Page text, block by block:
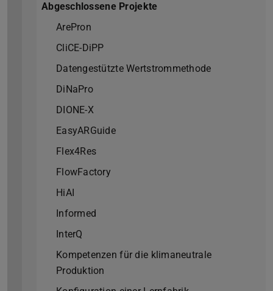
Abgeschlossene Projekte
ArePron
CliCE-DiPP
Datengestützte Wertstrommethode
DiNaPro
DIONE-X
EasyARGuide
Flex4Res
FlowFactory
HiAI
Informed
InterQ
Kompetenzen für die klimaneutrale
Produktion